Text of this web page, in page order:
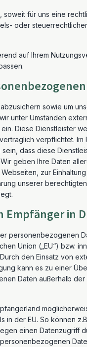
soweit für uns eine
oder
auf Ihrem
sowie um
unter Umständen
Diese Dienstleister
verpflichtet. Im
dass diese
geben Ihre Daten
zur
unserer
Empfänger in
personenbezogenen
Union („EU“) bzw.
den Einsatz von
kann es zu einer
Daten außerhalb der
in der EU. So können
einen Datenzugriff